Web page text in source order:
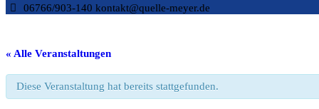
06766/903-140 kontakt@quelle-meyer.de
« Alle Veranstaltungen
Diese Veranstaltung hat bereits stattgefunden.